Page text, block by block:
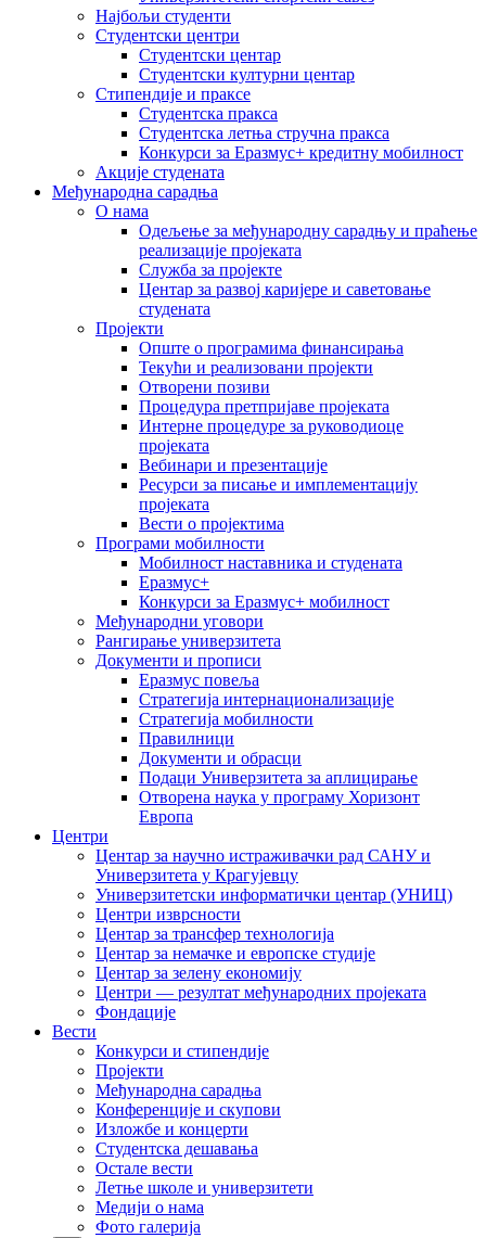
Најбољи студенти
Студентски центри
Студентски центар
Студентски културни центар
Стипендије и праксе
Студентска пракса
Студентска летња стручна пракса
Конкурси за Еразмус+ кредитну мобилност
Акције студената
Међународна сарадња
О нама
Одељење за међународну сарадњу и праћење
реализације пројеката
Служба за пројекте
Центар за развој каријере и саветовање
студената
Пројекти
Опште о програмима финансирања
Текући и реализовани пројекти
Отворени позиви
Процедура претпријаве пројеката
Интерне процедуре за руководиоце
пројеката
Вебинари и презентације
Ресурси за писање и имплементацију
пројеката
Вести о пројектима
Програми мобилности
Мобилност наставника и студената
Еразмус+
Конкурси за Еразмус+ мобилност
Међународни уговори
Рангирање универзитета
Документи и прописи
Еразмус повеља
Стратегија интернационализације
Стратегија мобилности
Правилници
Документи и обрасци
Подаци Универзитета за аплицирање
Отворена наука у програму Хоризонт
Европа
Центри
Центар за научно истраживачки рад САНУ и
Универзитета у Крагујевцу
Универзитетски информатички центар (УНИЦ)
Центри изврсности
Центар за трансфер технологија
Центар за немачке и европске студије
Центар за зелену економију
Центри — резултат међународних пројеката
Фондације
Вести
Конкурси и стипендије
Пројекти
Међународна сарадња
Конференције и скупови
Изложбе и концерти
Студентска дешавања
Остале вести
Летње школе и универзитети
Медији о нама
Фото галерија